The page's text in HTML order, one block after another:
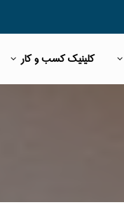
کلینیک کسب و کار